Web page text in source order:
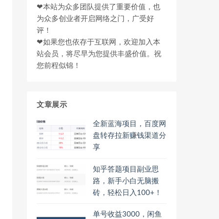
❤本站为众多团队提供了重要价值，也
为众多创业者开启网络之门，广受好
评！
❤如果您也依存于互联网，欢迎加入本
站会员，将尽早为您提供丰盛价值。祝
您前程似锦！
文章展示
全新蓝海项目，百度网
盘转存拉新赚钱渠道分
享
知乎答题项目副业思
路，新手小白无脑搬
砖，轻松日入100+！
单号收益3000，闲鱼